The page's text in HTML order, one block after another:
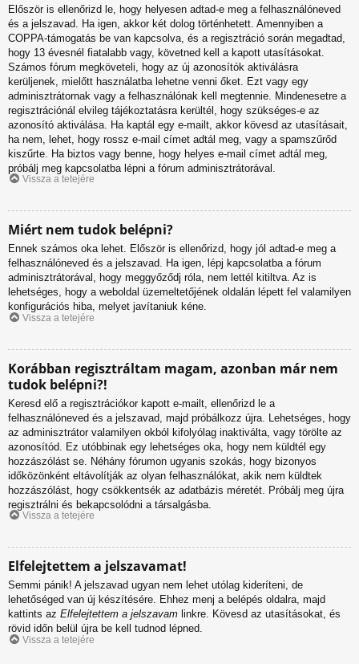
Először is ellenőrizd le, hogy helyesen adtad-e meg a felhasználóneved
és a jelszavad. Ha igen, akkor két dolog történhetett. Amennyiben a
COPPA-támogatás be van kapcsolva, és a regisztráció során megadtad,
hogy 13 évesnél fiatalabb vagy, követned kell a kapott utasításokat.
Számos fórum megköveteli, hogy az új azonosítók aktiválásra
kerüljenek, mielőtt használatba lehetne venni őket. Ezt vagy egy
adminisztrátornak vagy a felhasználónak kell megtennie. Mindenesetre a
regisztrációnál elvileg tájékoztatásra kerültél, hogy szükséges-e az
azonosító aktiválása. Ha kaptál egy e-mailt, akkor kövesd az utasításait,
ha nem, lehet, hogy rossz e-mail címet adtál meg, vagy a spamszűrőd
kiszűrte. Ha biztos vagy benne, hogy helyes e-mail címet adtál meg,
próbálj meg kapcsolatba lépni a fórum adminisztrátorával.
Vissza a tetejére
Miért nem tudok belépni?
Ennek számos oka lehet. Először is ellenőrizd, hogy jól adtad-e meg a
felhasználóneved és a jelszavad. Ha igen, lépj kapcsolatba a fórum
adminisztrátorával, hogy meggyőződj róla, nem lettél kitiltva. Az is
lehetséges, hogy a weboldal üzemeltetőjének oldalán lépett fel valamilyen
konfigurációs hiba, melyet javítaniuk kéne.
Vissza a tetejére
Korábban regisztráltam magam, azonban már nem
tudok belépni?!
Keresd elő a regisztrációkor kapott e-mailt, ellenőrizd le a
felhasználóneved és a jelszavad, majd próbálkozz újra. Lehetséges, hogy
az adminisztrátor valamilyen okból kifolyólag inaktiválta, vagy törölte az
azonosítód. Ez utóbbinak egy lehetséges oka, hogy nem küldtél egy
hozzászólást se. Néhány fórumon ugyanis szokás, hogy bizonyos
időközönként eltávolítják az olyan felhasználókat, akik nem küldtek
hozzászólást, hogy csökkentsék az adatbázis méretét. Próbálj meg újra
regisztrálni és bekapcsolódni a társalgásba.
Vissza a tetejére
Elfelejtettem a jelszavamat!
Semmi pánik! A jelszavad ugyan nem lehet utólag kideríteni, de
lehetőséged van új készítésére. Ehhez menj a belépés oldalra, majd
kattints az Elfelejtettem a jelszavam linkre. Kövesd az utasításokat, és
rövid időn belül újra be kell tudnod lépned.
Vissza a tetejére